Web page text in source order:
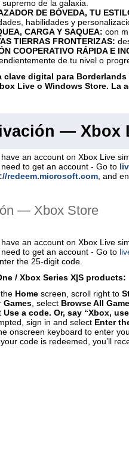
supremo de la galaxia.
DE BÓVEDA, TU
habilidades y
CARGA Y SAQUEA: con
TIERRAS FRONTERIZAS:
COOPERATIVO RÁPIDA E
de tu nivel o
clave digital para
Live o Windows Store. La
— Xbox
an account on Xbox Live
to get an account - Go to
redeem.microsoft.com, and
— Хbox Store
an account on Xbox Live
to get an account - Go to
the 25-digit code.
/ Xbox Series X|S products:
Homescreen, scroll right to
Games, select Browse All
Use a code. Or, say “Xbox,
sign in and select Enter
onscreen keyboard to enter
code is redeemed, you’ll